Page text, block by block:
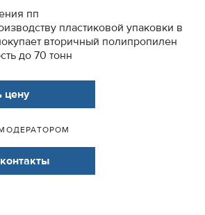
пп
пластиковой упаковки в
вторичный полипропилен
до 70 тонн
цену